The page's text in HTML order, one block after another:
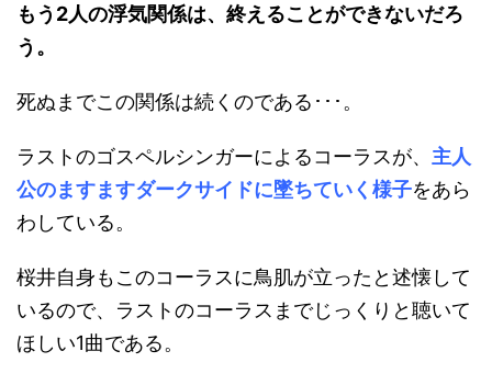
もう2人の浮気関係は、終えることができないだろ
う。
死ぬまでこの関係は続くのである･･･。
ラストのゴスペルシンガーによるコーラスが、 主人
公のますますダークサイドに墜ちていく様子をあら
わしている。
桜井自身もこのコーラスに鳥肌が立ったと述懐して
いるので、ラストのコーラスまでじっくりと聴いて
ほしい1曲である。